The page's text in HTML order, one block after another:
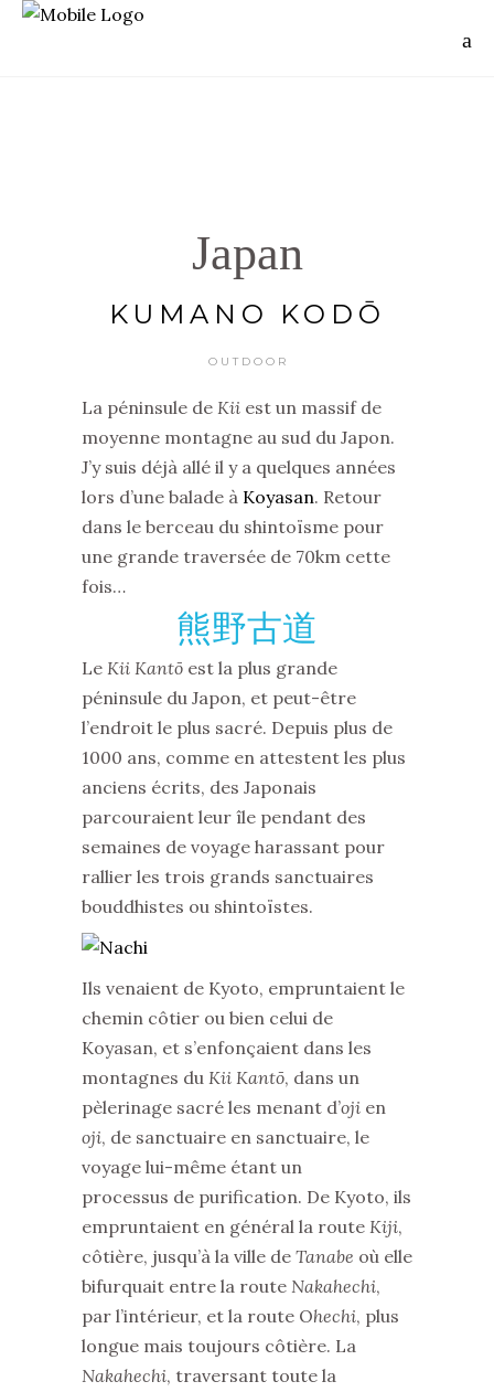
Japan
KUMANO KODŌ
OUTDOOR
La péninsule de Kii est un massif de
moyenne montagne au sud du Japon.
J’y suis déjà allé il y a quelques années
lors d’une balade à Koyasan. Retour
dans le berceau du shintoïsme pour
une grande traversée de 70km cette
fois…
熊野古道
Le Kii Kantō est la plus grande
péninsule du Japon, et peut-être
l’endroit le plus sacré. Depuis plus de
1000 ans, comme en attestent les plus
anciens écrits, des Japonais
parcouraient leur île pendant des
semaines de voyage harassant pour
rallier les trois grands sanctuaires
bouddhistes ou shintoïstes.
Ils venaient de Kyoto, empruntaient le
chemin côtier ou bien celui de
Koyasan, et s’enfonçaient dans les
montagnes du Kii Kantō, dans un
pèlerinage sacré les menant d’oji en
oji, de sanctuaire en sanctuaire, le
voyage lui-même étant un
processus de purification. De Kyoto, ils
empruntaient en général la route Kiji,
côtière, jusqu’à la ville de Tanabe où elle
bifurquait entre la route Nakahechi,
par l’intérieur, et la route Ohechi, plus
longue mais toujours côtière. La
Nakahechi, traversant toute la